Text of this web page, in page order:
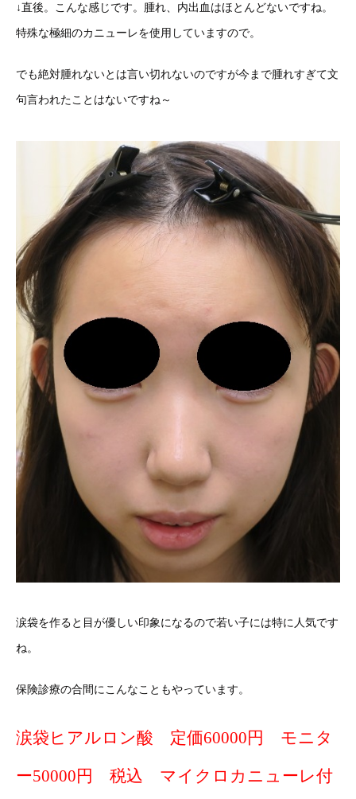
↓直後。こんな感じです。腫れ、内出血はほとんどないですね。
特殊な極細のカニューレを使用していますので。
でも絶対腫れないとは言い切れないのですが今まで腫れすぎて文
句言われたことはないですね～
涙袋を作ると目が優しい印象になるので若い子には特に人気です
ね。
保険診療の合間にこんなこともやっています。
涙袋ヒアルロン酸 定価60000円 モニタ
ー50000円 税込 マイクロカニューレ付